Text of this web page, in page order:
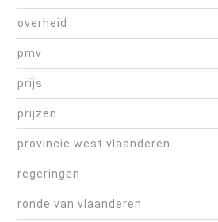
overheid
pmv
prijs
prijzen
provincie west vlaanderen
regeringen
ronde van vlaanderen